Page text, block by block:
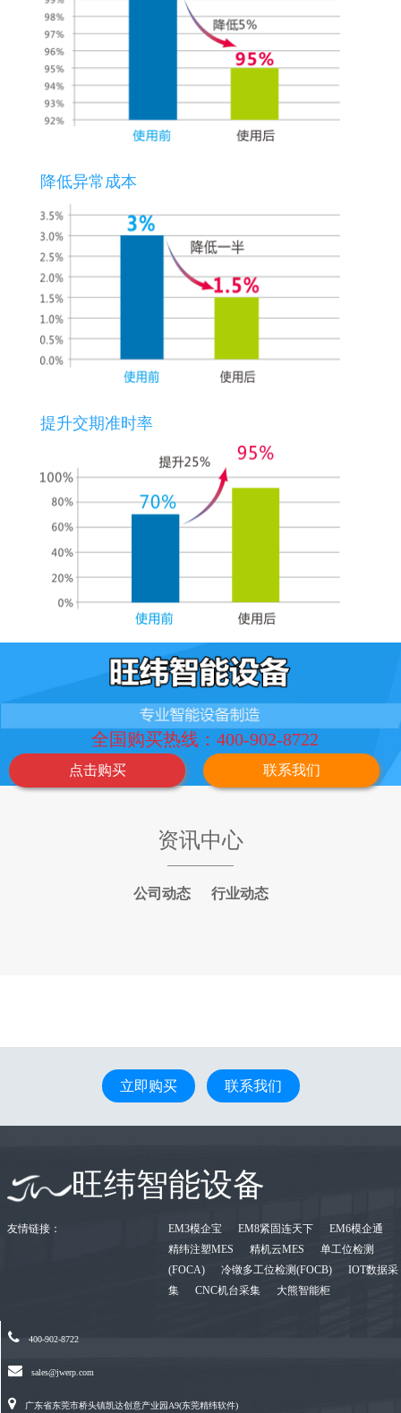
降低异常成本
提升交期准时率
全国购买热线：400-902-8722
点击购买 联系我们
资讯中心
公司动态 行业动态
立即购买 联系我们
旺纬智能设备
友情链接： EM3模企宝 EM8紧固连天下
EM6模企通
精纬注塑MES
精机云MES
单工位检测
(FOCA)
冷镦多工位检测(FOCB)
IOT数据采
集
CNC机台采集 大熊智能柜
400-902-8722
sales@jwerp.com
广东省东莞市桥头镇凯达创意产业园A9(东莞精纬软件)